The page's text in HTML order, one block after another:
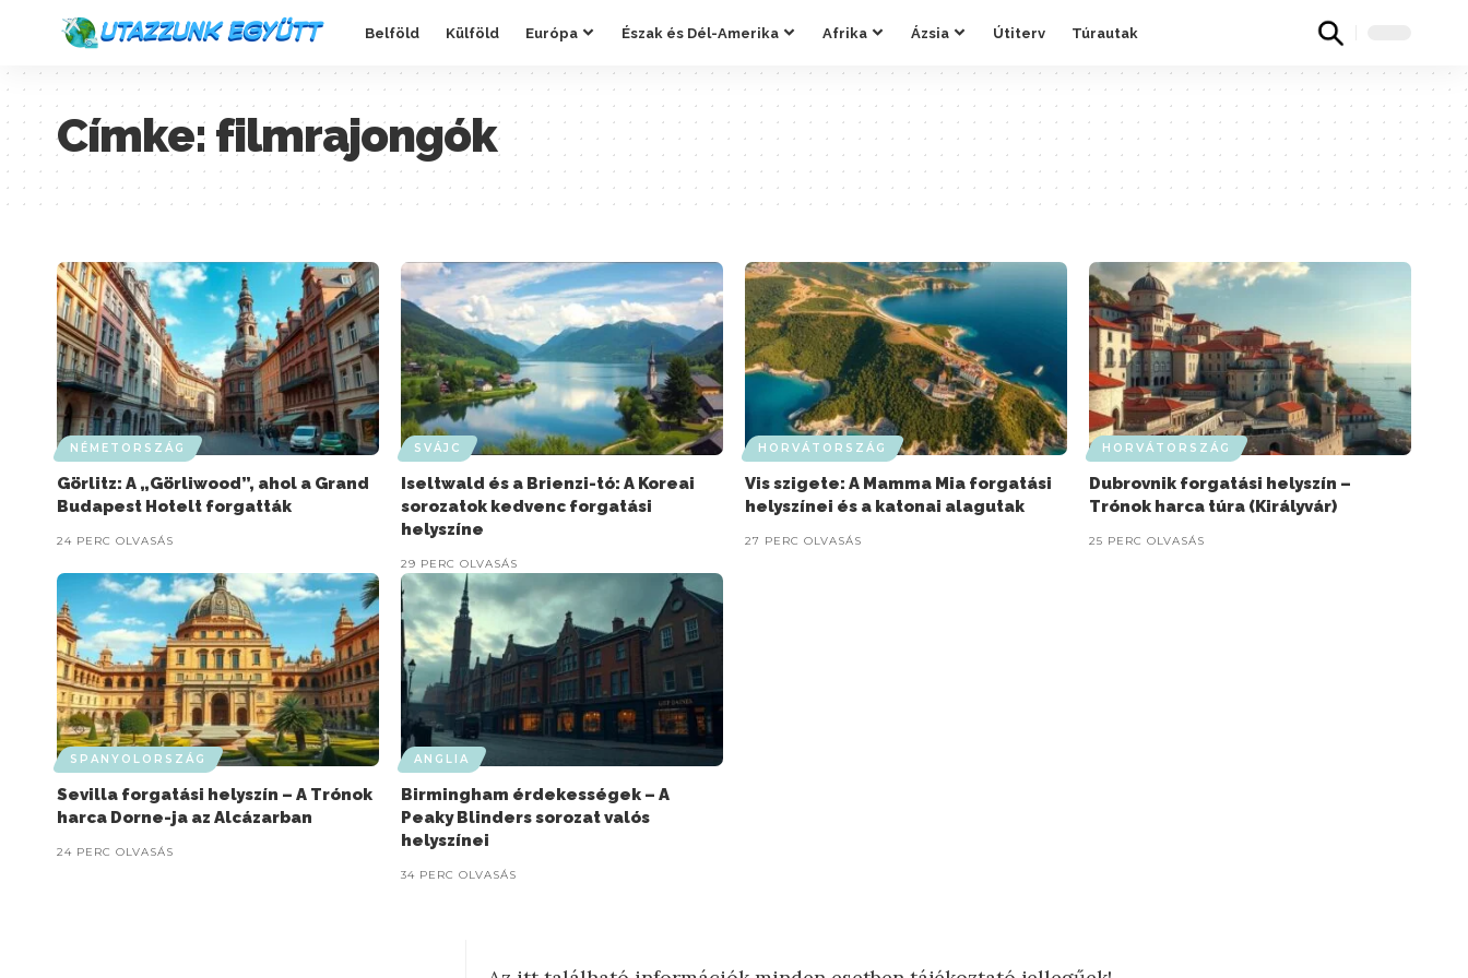
Belföld Külföld Európa Észak és Dél-Amerika Afrika Ázsia Útiterv Túrautak
Címke: filmrajongók
NÉMETORSZÁG
Görlitz: A „Görliwood”, ahol a Grand
Budapest Hotelt forgatták
24 PERC OLVASÁS
SVÁJC
Iseltwald és a Brienzi-tó: A Koreai
sorozatok kedvenc forgatási
helyszíne
29 PERC OLVASÁS
HORVÁTORSZÁG
Vis szigete: A Mamma Mia forgatási
helyszínei és a katonai alagutak
27 PERC OLVASÁS
HORVÁTORSZÁG
Dubrovnik forgatási helyszín –
Trónok harca túra (Királyvár)
25 PERC OLVASÁS
SPANYOLORSZÁG
Sevilla forgatási helyszín – A Trónok
harca Dorne-ja az Alcázarban
24 PERC OLVASÁS
ANGLIA
Birmingham érdekességek – A
Peaky Blinders sorozat valós
helyszínei
34 PERC OLVASÁS